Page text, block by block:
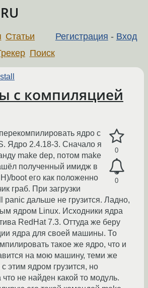
Регистрация - Вход
Статьи
Поиск
с компиляцией
0
0
ядро с
Ядро 2.4.18-3. Сначало я
make dep, потом make
полученный имидж в
boot его как положенно
граб. При загрузки
дальше не грузится. Ладно,
ядром Linux. Исходники ядра
RedHat 7.3. Оттуда же беру
ядра для своей машины. То
такое же ядро, что и
на мою машину, теми же
этим ядром грузится, но
не найден какой то модуль.